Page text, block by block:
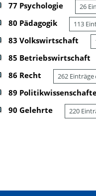
77 Psychologie 26
80 Pädagogik 113
83 Volkswirtschaft
85 Betriebswirtschaft
86 Recht 262 Einträge
89
90 Gelehrte 220